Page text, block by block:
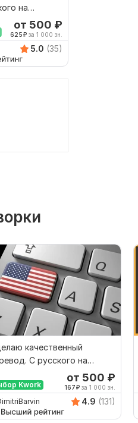
на
от 500 ₽
625₽за 1 000 зн.
5.0 (35)
качественный
С русского на
и наоборот
Kwork
от 500 ₽
167₽ за 1 000 зн.
4.9 (131)